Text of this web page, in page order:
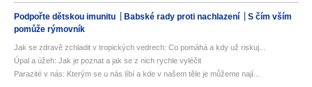
Podpořte dětskou imunitu Babské rady proti nachlazení
S čím vším
pomůže rýmovník
Jak se zdravě zchladit v tropických vedrech: Co pomáhá a kdy už riskuj...
Úpal a úžeh: Jak je poznat a jak se z nich rychle vyléčit
Parazité v nás: Kterým se u nás líbí a kde v našem těle je můžeme nají...